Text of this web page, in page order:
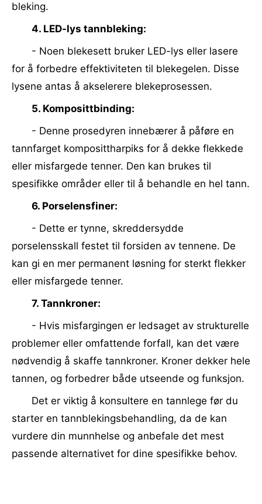
bleking.
4. LED-lys tannbleking:
- Noen blekesett bruker LED-lys eller lasere
for å forbedre effektiviteten til blekegelen. Disse
lysene antas å akselerere blekeprosessen.
5. Komposittbinding:
- Denne prosedyren innebærer å påføre en
tannfarget komposittharpiks for å dekke flekkede
eller misfargede tenner. Den kan brukes til
spesifikke områder eller til å behandle en hel tann.
6. Porselensfiner:
- Dette er tynne, skreddersydde
porselensskall festet til forsiden av tennene. De
kan gi en mer permanent løsning for sterkt flekker
eller misfargede tenner.
7. Tannkroner:
- Hvis misfargingen er ledsaget av strukturelle
problemer eller omfattende forfall, kan det være
nødvendig å skaffe tannkroner. Kroner dekker hele
tannen, og forbedrer både utseende og funksjon.
Det er viktig å konsultere en tannlege før du
starter en tannblekingsbehandling, da de kan
vurdere din munnhelse og anbefale det mest
passende alternativet for dine spesifikke behov.